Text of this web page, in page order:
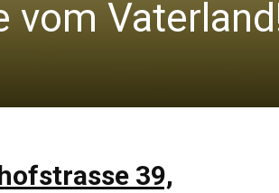
vom
39,